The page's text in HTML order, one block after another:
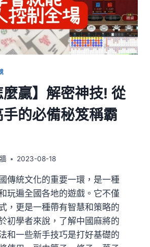
麼贏】解密神技! 從
的必備秘笈稱霸
2023-08-18
傳統文化的重要一環，是一種
玩遍全國各地的遊戲。它不僅
，更是一種帶有智慧和策略的
初學者來說，了解中國麻將的
和一些新手技巧是打好基礎的